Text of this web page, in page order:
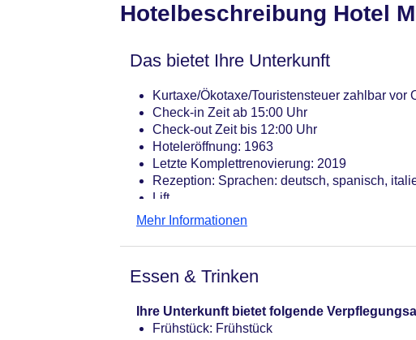
Hotelbeschreibung Hotel
Das bietet Ihre Unterkunft
Kurtaxe/Ökotaxe/Touristensteuer zahlbar vor
Check-in Zeit ab 15:00 Uhr
Check-out Zeit bis 12:00 Uhr
Hoteleröffnung: 1963
Letzte Komplettrenovierung: 2019
Rezeption: Sprachen: deutsch, spanisch,
Lift
Internet: WLAN/WiFi, im öffentlichen Bereich:
Haustier: Hund erlaubt: gegen Gebühr,
Tagungseinrichtungen: Konferenzräume: 5,
Landeskategorie: 4,5 Sterne
Mehr Informationen
Essen & Trinken
Ihre Unterkunft bietet folgende
Frühstück: Frühstück